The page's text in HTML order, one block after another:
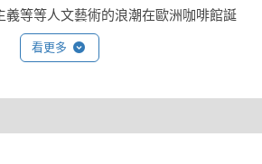
義等等人文藝術的浪潮在歐洲咖啡館誕
化風貌。到了現代，每天有數以萬計的
」，百萬座的咖啡殿堂散佈在世界各地
在咖啡的傳奇之中，深入地領略到震
看更多